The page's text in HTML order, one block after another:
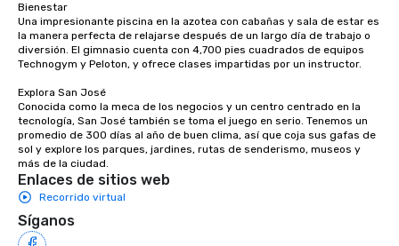
experiences not only provide more
ways to network, but a more convivial
way to do so. Large Groups Welcome
Lip Smacking Foodie Tours is ideal for
groups, small or large. Our
experiences can accommodate
groups from as few as 1 to as many
as 500 guests, making us an ideal
choice for any corporate group event.
Stress-Free Booking Process Booking
a tour is stress-free and allows you to
enjoy the company of your guests
more easily. You’ll take comfort
Bienestar
Una impresionante piscina en la azotea con cabañas y sala de estar es
la manera perfecta de relajarse después de un largo día de trabajo o
diversión. El gimnasio cuenta con 4,700 pies cuadrados de equipos
Technogym y Peloton, y ofrece clases impartidas por un instructor.
Explora San José
Conocida como la meca de los negocios y un centro centrado en la
tecnología, San José también se toma el juego en serio. Tenemos un
promedio de 300 días al año de buen clima, así que coja sus gafas de
sol y explore los parques, jardines, rutas de senderismo, museos y
más de la ciudad.
Enlaces de sitios web
Recorrido virtual
Síganos